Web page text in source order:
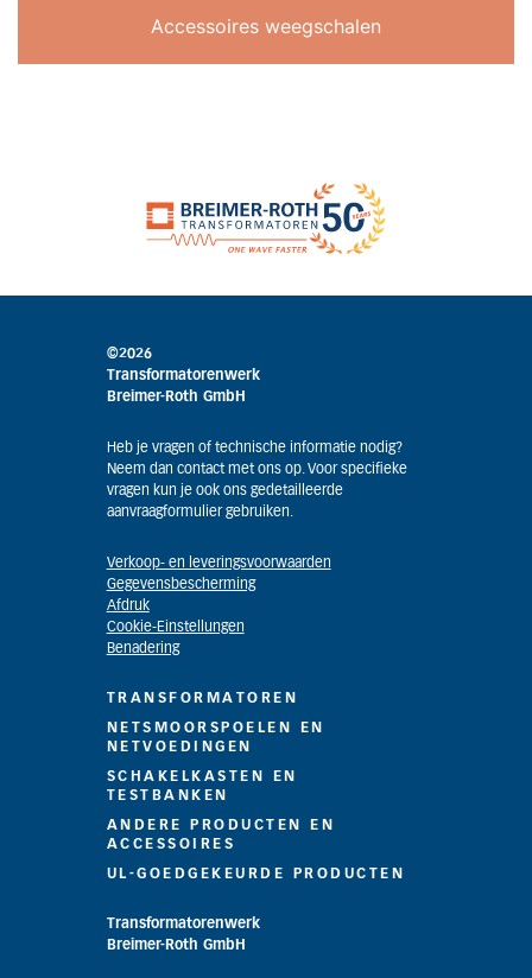
Accessoires weegschalen
©2026
Transformatorenwerk
Breimer-Roth GmbH
Heb je vragen of technische informatie nodig?
Neem dan contact met ons op. Voor specifieke
vragen kun je ook ons gedetailleerde
aanvraagformulier gebruiken.
Verkoop- en leveringsvoorwaarden
Gegevensbescherming
Afdruk
Cookie-Einstellungen
Benadering
TRANSFORMATOREN
NETSMOORSPOELEN EN
NETVOEDINGEN
SCHAKELKASTEN EN
TESTBANKEN
ANDERE PRODUCTEN EN
ACCESSOIRES
UL-GOEDGEKEURDE PRODUCTEN
Transformatorenwerk
Breimer-Roth GmbH